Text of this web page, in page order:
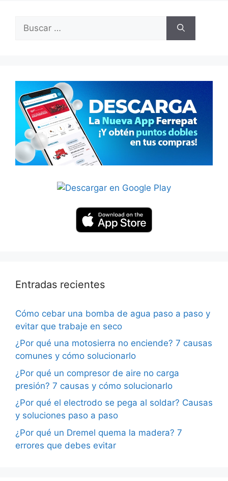
Entradas recientes
Cómo cebar una bomba de agua paso a paso y
evitar que trabaje en seco
¿Por qué una motosierra no enciende? 7 causas
comunes y cómo solucionarlo
¿Por qué un compresor de aire no carga
presión? 7 causas y cómo solucionarlo
¿Por qué el electrodo se pega al soldar? Causas
y soluciones paso a paso
¿Por qué un Dremel quema la madera? 7
errores que debes evitar